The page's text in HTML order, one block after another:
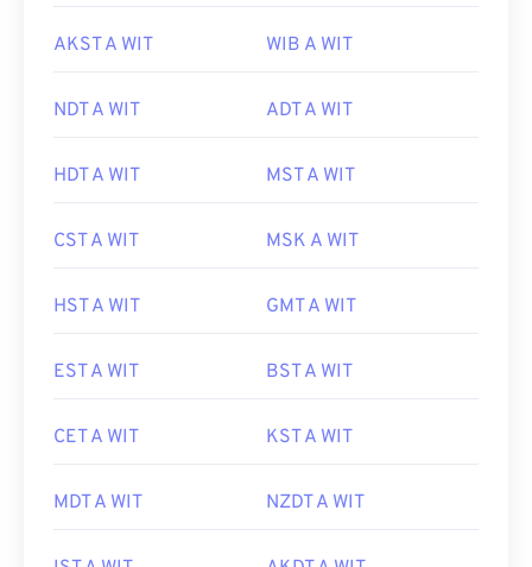
AKST A WIT WIB A WIT
NDT A WIT ADT A WIT
HDT A WIT MST A WIT
CST A WIT MSK A WIT
HST A WIT GMT A WIT
EST A WIT BST A WIT
CET A WIT KST A WIT
MDT A WIT NZDT A WIT